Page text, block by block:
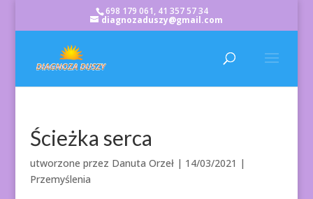
698 179 061, 41 357 57 34
diagnozaduszy@gmail.com
Ścieżka serca
utworzone przez Danuta Orzeł| 14/03/2021 |
Przemyślenia